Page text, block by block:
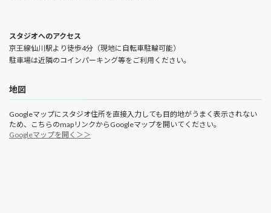
スタジオへのアクセス
京王線仙川駅より徒歩4分（現地に自転車駐輪可能）
駐車場は近隣のコインパーキング等をご利用ください。
地図
Googleマップにスタジオ住所を直接入力しても目的地がうまく表示されない
ため、こちらのmapリンクからGoogleマップを開いてください。
Googleマップを開く＞＞